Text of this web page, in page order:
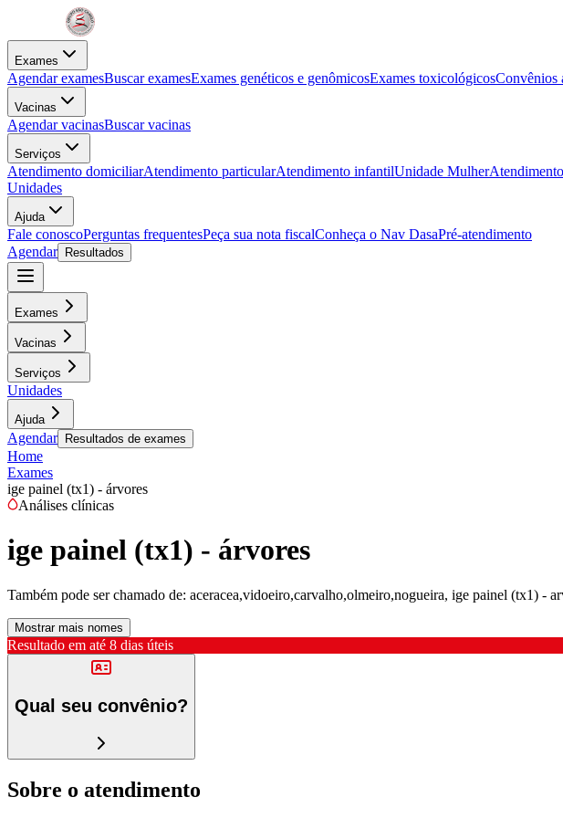
Exames
Agendar examesBuscar examesExames genéticos e genômicosExames toxicológicosConvênios
Vacinas
Agendar vacinasBuscar vacinas
Serviços
Atendimento domiciliarAtendimento particularAtendimento infantilUnidade Mulher
Unidades
Ajuda
Fale conoscoPerguntas frequentesPeça sua nota fiscalConheça o Nav DasaPré-atendimento
Agendar
Resultados
Exames
Vacinas
Serviços
Unidades
Ajuda
Agendar Resultados de exames
Home
Exames
ige painel (tx1) - árvores
Análises clínicas
ige painel (tx1) - árvores
Também pode ser chamado de: aceracea,vidoeiro,carvalho,olmeiro,nogueira, ige painel (tx1) -
Mostrar mais nomes
Resultado em até 8 dias úteis
Qual seu convênio?
Sobre o atendimento